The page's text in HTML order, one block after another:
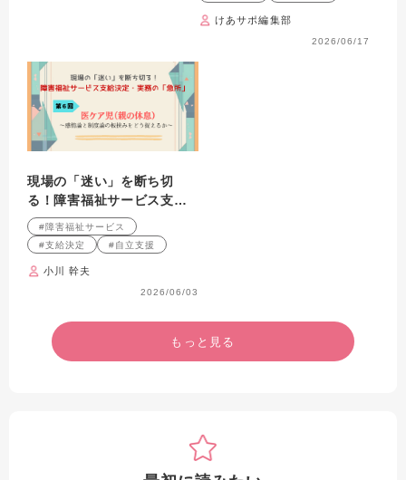
けあサポ編集部
2026/06/17
現場の「迷い」を断ち切
る！障害福祉サービス支給
決定・実務の「急所」 第6
回 医ケア児（親の休息）
～感情論と制度論の板挟み
をどう捉えるか～
#障害福祉サービス
#支給決定
#自立支援
小川 幹夫
2026/06/03
もっと見る